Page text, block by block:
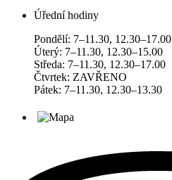
Úřední hodiny
Pondělí: 7–11.30, 12.30–17.00
Úterý: 7–11.30, 12.30–15.00
Středa: 7–11.30, 12.30–17.00
Čtvrtek: ZAVŘENO
Pátek: 7–11.30, 12.30–13.30